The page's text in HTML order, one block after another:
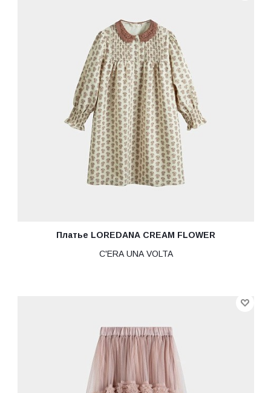
Платье LOREDANA CREAM FLOWER
C'ERA UNA VOLTA